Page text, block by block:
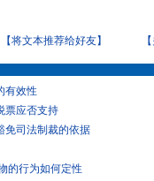
【将文本推荐给好友】
有效性
票应否支持
免司法制裁的依据
的行为如何定性